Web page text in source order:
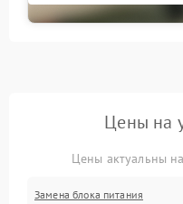
Цены на
Цены актуальны
Замена блока питания